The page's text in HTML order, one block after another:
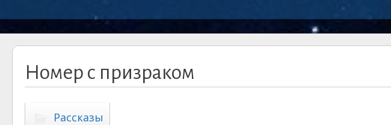
Номер с призраком
Рассказы